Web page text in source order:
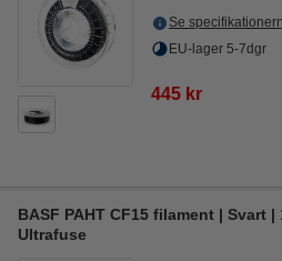
Se
EU-lager 5-7dgr
445 kr
BASF PAHT CF15 filament | Svart |
Ultrafuse